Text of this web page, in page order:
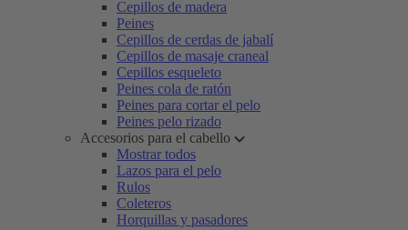
Cepillos de madera
Peines
Cepillos de cerdas de jabalí
Cepillos de masaje craneal
Cepillos esqueleto
Peines cola de ratón
Peines para cortar el pelo
Peines pelo rizado
Accesorios para el cabello
Mostrar todos
Lazos para el pelo
Rulos
Coleteros
Horquillas y pasadores